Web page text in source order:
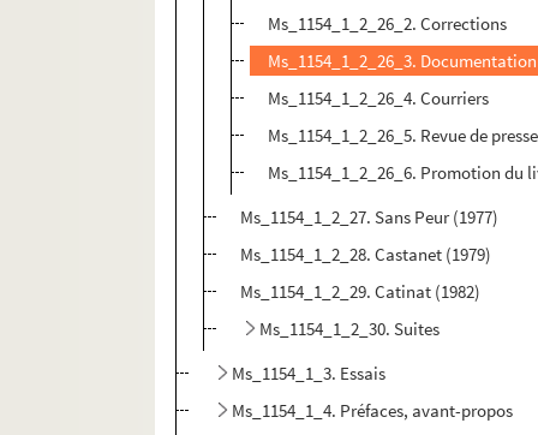
Ms_1154_1_2_26_2. Corrections
Ms_1154_1_2_26_3. Documentation
Ms_1154_1_2_26_4. Courriers
Ms_1154_1_2_26_5. Revue de presse
Ms_1154_1_2_26_6. Promotion du
Ms_1154_1_2_27. Sans Peur (1977)
Ms_1154_1_2_28. Castanet (1979)
Ms_1154_1_2_29. Catinat (1982)
Ms_1154_1_2_30. Suites
Ms_1154_1_3. Essais
Ms_1154_1_4. Préfaces, avant-propos